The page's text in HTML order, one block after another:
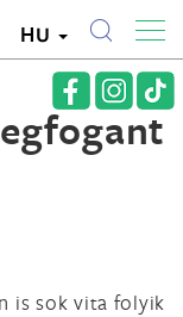
HU
is sok vita folyik